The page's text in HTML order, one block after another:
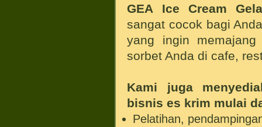
GEA Ice Cream
sangat cocok bagi
yang ingin
sorbet Anda di cafe,
Kami juga
bisnis es krim mulai
Pelatihan,